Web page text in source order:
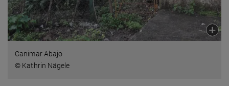
Canimar Abajo
© Kathrin Nägele